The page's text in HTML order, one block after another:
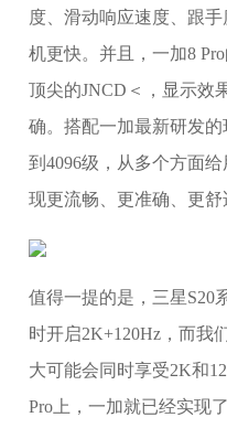
度、滑动响应速度、跟
机更快。并且，一加8
顶尖的JNCD＜，显示效
确。搭配一加最新研发的
到4096级，从多个方面
现更流畅、更准确、更舒
值得一提的是，三星S20
时开启2K+120Hz，而我
大可能会同时享受2K和
Pro上，一加就已经实现